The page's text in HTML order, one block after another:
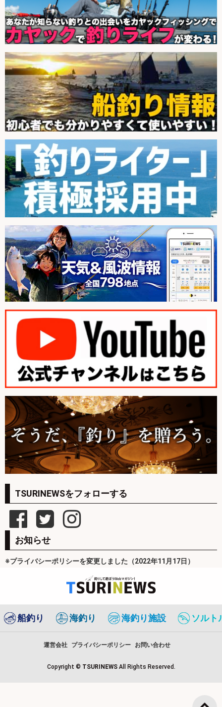
TSURINEWSをフォローする
お知らせ
※プライバシーポリシーを変更しました（2022年11月17日）
船釣り 海釣り 海釣り施設 ソルト
運営会社 プライバシーポリシー お問い合わせ
Copyright © TSURINEWS All Rights Reserved.